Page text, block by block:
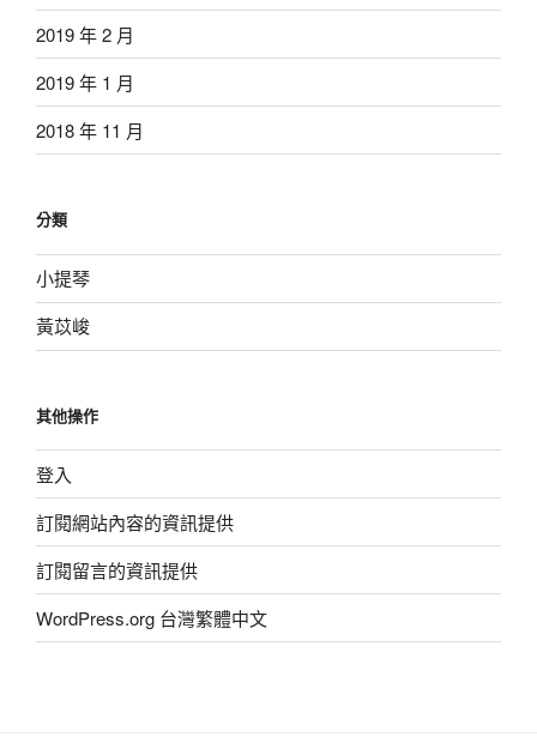
2019 年 2 月
2019 年 1 月
2018 年 11 月
分類
小提琴
黃苡峻
其他操作
登入
訂閱網站內容的資訊提供
訂閱留言的資訊提供
WordPress.org 台灣繁體中文